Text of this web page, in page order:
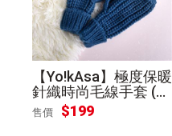
【Yo!kAsa】極度保暖
針織時尚毛線手套 (藍
色)
售價 $199